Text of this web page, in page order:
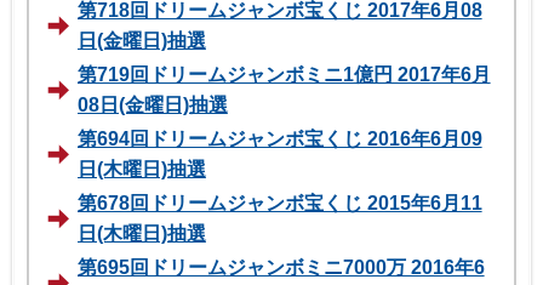
第718回ドリームジャンボ宝くじ 2017年6月08
日(金曜日)抽選
第719回ドリームジャンボミニ1億円 2017年6月
08日(金曜日)抽選
第694回ドリームジャンボ宝くじ 2016年6月09
日(木曜日)抽選
第678回ドリームジャンボ宝くじ 2015年6月11
日(木曜日)抽選
第695回ドリームジャンボミニ7000万 2016年6